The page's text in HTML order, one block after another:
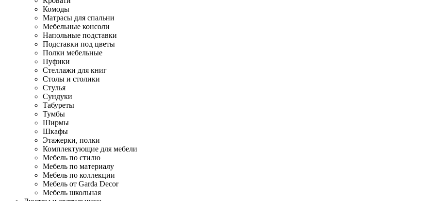
Комоды
Матрасы для спальни
Мебельные консоли
Напольные подставки
Подставки под цветы
Полки мебельные
Пуфики
Стеллажи для книг
Столы и столики
Стулья
Сундуки
Табуреты
Тумбы
Ширмы
Шкафы
Этажерки, полки
Комплектующие для мебели
Мебель по стилю
Мебель по материалу
Мебель по коллекции
Мебель от Garda Decor
Мебель школьная